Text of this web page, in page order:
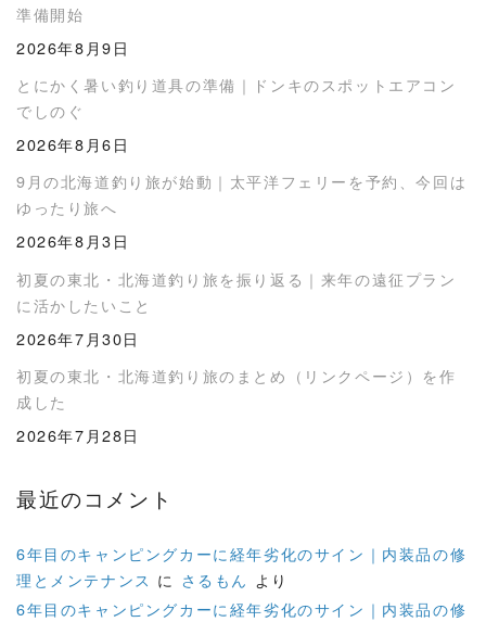
準備開始
2026年8月9日
とにかく暑い釣り道具の準備｜ドンキのスポットエアコン
でしのぐ
2026年8月6日
9月の北海道釣り旅が始動｜太平洋フェリーを予約、今回は
ゆったり旅へ
2026年8月3日
初夏の東北・北海道釣り旅を振り返る｜来年の遠征プラン
に活かしたいこと
2026年7月30日
初夏の東北・北海道釣り旅のまとめ（リンクページ）を作
成した
2026年7月28日
最近のコメント
6年目のキャンピングカーに経年劣化のサイン｜内装品の修
理とメンテナンス に さるもん より
6年目のキャンピングカーに経年劣化のサイン｜内装品の修